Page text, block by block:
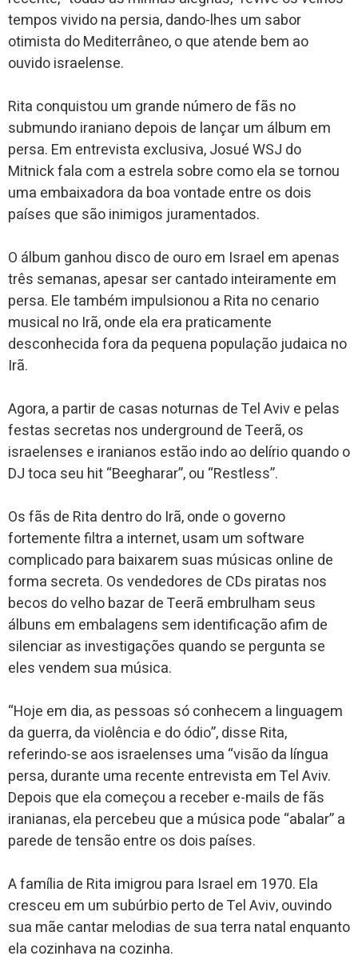
tempos vivido na persia, dando-lhes um sabor
otimista do Mediterrâneo, o que atende bem ao
ouvido israelense.
Rita conquistou um grande número de fãs no
submundo iraniano depois de lançar um álbum em
persa. Em entrevista exclusiva, Josué WSJ do
Mitnick fala com a estrela sobre como ela se tornou
uma embaixadora da boa vontade entre os dois
países que são inimigos juramentados.
O álbum ganhou disco de ouro em Israel em apenas
três semanas, apesar ser cantado inteiramente em
persa. Ele também impulsionou a Rita no cenario
musical no Irã, onde ela era praticamente
desconhecida fora da pequena população judaica no
Irã.
Agora, a partir de casas noturnas de Tel Aviv e pelas
festas secretas nos underground de Teerã, os
israelenses e iranianos estão indo ao delírio quando o
DJ toca seu hit “Beegharar”, ou “Restless”.
Os fãs de Rita dentro do Irã, onde o governo
fortemente filtra a internet, usam um software
complicado para baixarem suas músicas online de
forma secreta. Os vendedores de CDs piratas nos
becos do velho bazar de Teerã embrulham seus
álbuns em embalagens sem identificação afim de
silenciar as investigações quando se pergunta se
eles vendem sua música.
“Hoje em dia, as pessoas só conhecem a linguagem
da guerra, da violência e do ódio”, disse Rita,
referindo-se aos israelenses uma “visão da língua
persa, durante uma recente entrevista em Tel Aviv.
Depois que ela começou a receber e-mails de fãs
iranianas, ela percebeu que a música pode “abalar” a
parede de tensão entre os dois países.
A família de Rita imigrou para Israel em 1970. Ela
cresceu em um subúrbio perto de Tel Aviv, ouvindo
sua mãe cantar melodias de sua terra natal enquanto
ela cozinhava na cozinha.